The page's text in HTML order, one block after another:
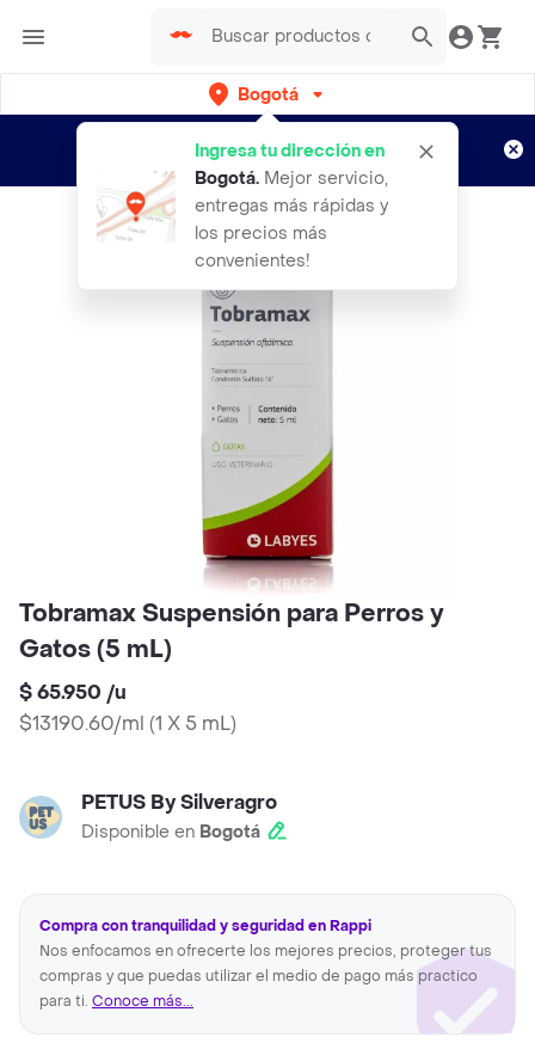
Bogotá
Ingresa tu dirección en
Bogotá. Mejor servicio,
entregas más rápidas y
los precios más
convenientes!
envíos gratis por semanas
Aplican TyC
Tobramax Suspensión para Perros y
Gatos (5 mL)
$ 65.950 /u
$13190.60/ml (1 X 5 mL)
PETUS By Silveragro
Disponible en Bogotá
Compra con tranquilidad y seguridad en Rappi
Nos enfocamos en ofrecerte los mejores precios, proteger tus
compras y que puedas utilizar el medio de pago más practico
para ti. Conoce más...